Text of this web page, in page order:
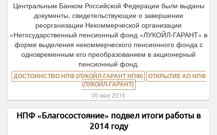
Центральным Банком Российской Федерации были выданы
документы, свидетельствующие о завершении
реорганизации Некоммерческой организации
«Негосударственный пенсионный фонд «ЛУКОЙЛ-ГАРАНТ» в
форме выделения некоммерческого пенсионного фонда с
одновременным его преобразованием в акционерный
пенсионный фонд.
ДОСТОИНСТВО НПФ (ЛУКОЙЛ-ГАРАНТ НПФ)
ОТКРЫТИЕ АО НПФ
(ЛУКОЙЛ-ГАРАНТ)
05 мая 2015
НПФ «Благосостояние» подвел итоги работы в
2014 году